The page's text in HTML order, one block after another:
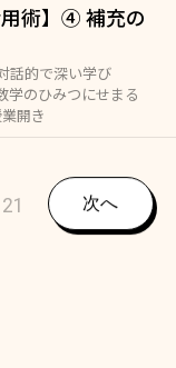
用術】④ 補充の
話的で深い学び
学のひみつにせまる
開き
21 次へ